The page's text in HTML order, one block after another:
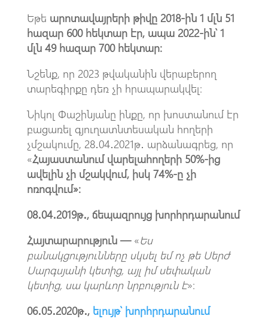
Եթե արոտավայրերի թիվը 2018-ին 1 մլն 51
հազար 600 հեկտար էր, ապա 2022-ին՝ 1
մլն 49 հազար 700 հեկտար։
Նշենք, որ 2023 թվականին վերաբերող
տարեգիրքը դեռ չի հրապարակվել։
Նիկոլ Փաշինյանը ինքը, որ խոստանում էր
բացառել գյուղատնտեսական հողերի
չմշակումը, 28․04․2021թ․ արձանագրեց, որ
«Հայաստանում վարելահողերի 50%-ից
ավելին չի մշակվում, իսկ 74%-ը չի
ոռոգվում»:
08․04․2019թ․, ճեպազրույց խորհրդարանում
Հայտարարություն —«Ես
բանակցությունները սկսել եմ ոչ թե Սերժ
Սարգսյանի կետից, այլ իմ սեփական
կետից, սա կարևոր նրբություն է»։
06․05․2020թ․, ելույթ՝ խորհրդարանում